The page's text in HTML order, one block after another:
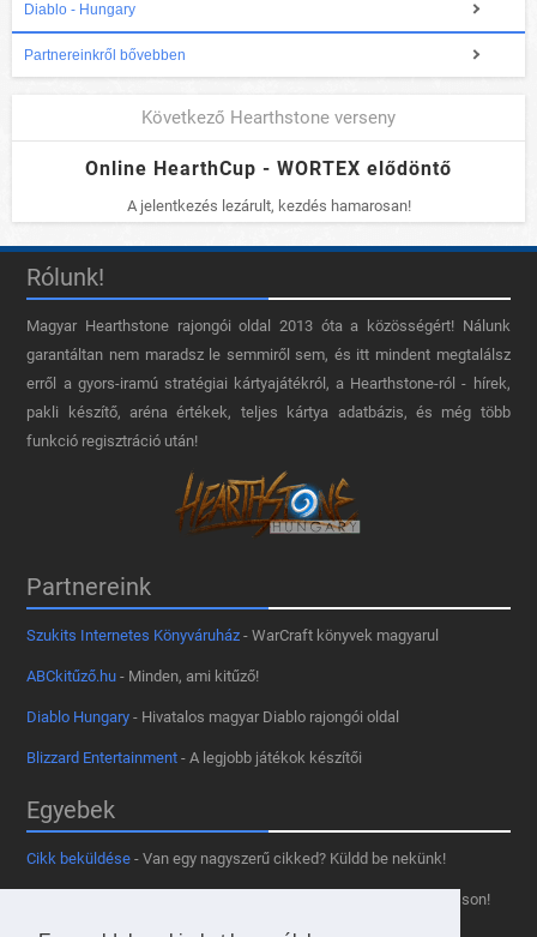
Diablo - Hungary
Partnereinkről bővebben
Következő Hearthstone verseny
Online HearthCup - WORTEX elődöntő
A jelentkezés lezárult, kezdés hamarosan!
Rólunk!
Magyar Hearthstone​ rajongói oldal 2013 óta a közösségért! Nálunk
garantáltan nem maradsz le semmiről sem, és itt mindent megtalálsz
erről a gyors-iramú stratégiai kártyajátékról, a Hearthstone-ról - hírek,
pakli készítő, aréna értékek, teljes kártya adatbázis, és még több
funkció regisztráció után!
Partnereink
Szukits Internetes Könyváruház - WarCraft könyvek magyarul
ABCkitűző.hu - Minden, ami kitűző!
Diablo Hungary - Hivatalos magyar Diablo rajongói oldal
Blizzard Entertainment - A legjobb játékok készítői
Egyebek
Cikk beküldése - Van egy nagyszerű cikked? Küldd be nekünk!
- Tetszik az oldal? Segíts, hogy fennmaradhasson!